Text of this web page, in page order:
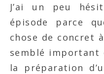
J’ai un peu
épisode parce
chose de concret
semblé important
la préparation